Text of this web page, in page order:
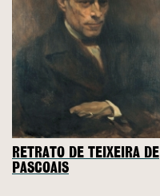
RETRATO DE TEIXEIRA DE
PASCOAIS